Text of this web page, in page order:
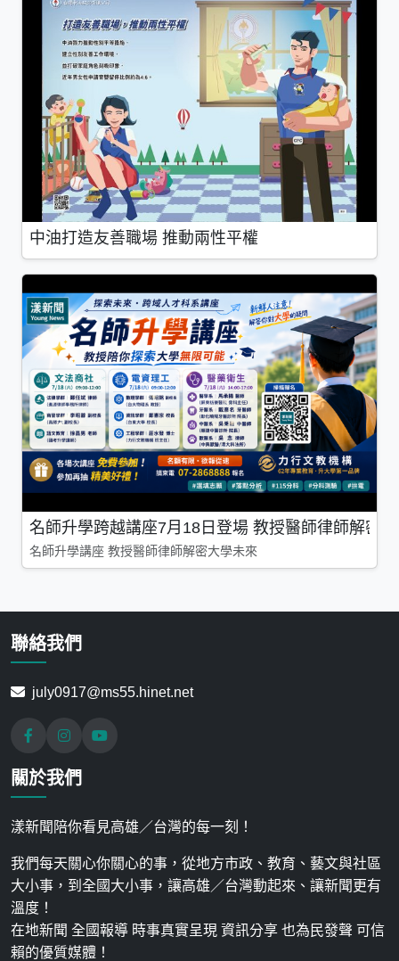
中油打造友善職場 推動兩性平權
名師升學跨越講座7月18日登場 教授醫師律師解密
名師升學講座 教授醫師律師解密大學未來
聯絡我們
july0917@ms55.hinet.net
關於我們
漾新聞陪你看見高雄／台灣的每一刻！
我們每天關心你關心的事，從地方市政、教育、藝文與社區
大小事，到全國大小事，讓高雄／台灣動起來、讓新聞更有
溫度！
在地新聞 全國報導 時事真實呈現 資訊分享 也為民發聲 可信
賴的優質媒體！